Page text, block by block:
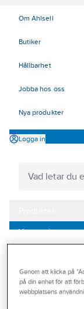
Om Ahlsell
Butiker
Hållbarhet
Jobba hos oss
Nya produkter
Logga in
Varumärken
Outlet
Branscher
Genom att klicka på
på din enhet för att
webbplatsens